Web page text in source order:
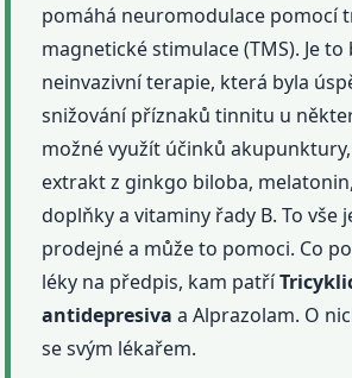
pomáhá neuromodulace pomocí
magnetické stimulace (TMS). Je
neinvazivní terapie, která byla
snižování příznaků tinnitu u
možné využít účinků
extrakt z ginkgo biloba,
doplňky a vitaminy řady B. To vše
prodejné a může to pomoci. Co
léky na předpis, kam patří
antidepresiva a Alprazolam. O
se svým lékařem.